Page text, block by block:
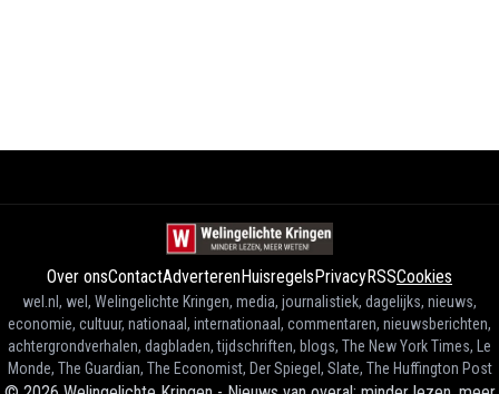
Over onsContactAdverterenHuisregelsPrivacyRSSCookies
wel.nl, wel, Welingelichte Kringen, media, journalistiek, dagelijks, nieuws,
economie, cultuur, nationaal, internationaal, commentaren, nieuwsberichten,
achtergrondverhalen, dagbladen, tijdschriften, blogs, The New York Times, Le
Monde, The Guardian, The Economist, Der Spiegel, Slate, The Huffington Post